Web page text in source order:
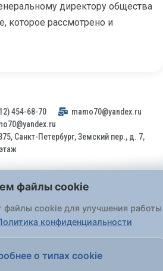
директору общества
которое рассмотрено и
454-68-70
mamo70@yandex.ru
Санкт-Петербург, Земский пер., д. 7,
и организаций, поступившие на
быть рассмотрены на основании
от 02.05.2006 № 59-ФЗ
почте, через
портал «Госуслуги» (ЕПГУ)
предъявлении паспорта.
обработки персональных данных
файлы cookie
файлы cookie для улучшения работы
конфиденциальности
о типах cookie